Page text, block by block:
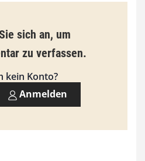
9
sich an, um
zu verfassen.
kein Konto?
Anmelden